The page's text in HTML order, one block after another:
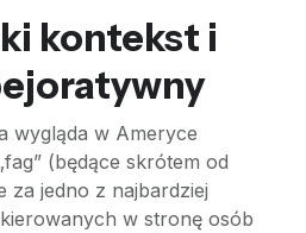
kontekst i
wygląda w Ameryce
(będące skrótem od
za jedno z najbardziej
w stronę osób